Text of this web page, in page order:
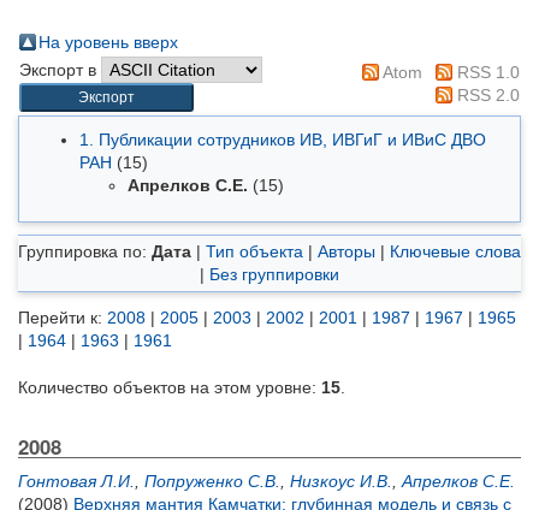
На уровень вверх
Экспорт в
Atom
RSS 1.0
RSS 2.0
1. Публикации сотрудников ИВ, ИВГиГ и ИВиС ДВО
РАН (15)
Апрелков С.Е. (15)
Группировка по: Дата | Тип объекта | Авторы | Ключевые слова
| Без группировки
Перейти к: 2008 | 2005 | 2003 | 2002 | 2001 | 1987 | 1967 | 1965
| 1964 | 1963 | 1961
Количество объектов на этом уровне: 15
2008
Гонтовая Л.И. Попруженко С.В. Низкоус И.В.
Апрелков С.Е.
(2008) Верхняя мантия Камчатки: глубинная модель и связь с